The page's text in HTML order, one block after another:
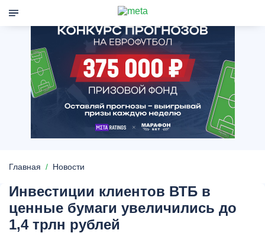
Главная Новости
Инвестиции клиентов ВТБ в
ценные бумаги увеличились до
1,4 трлн рублей